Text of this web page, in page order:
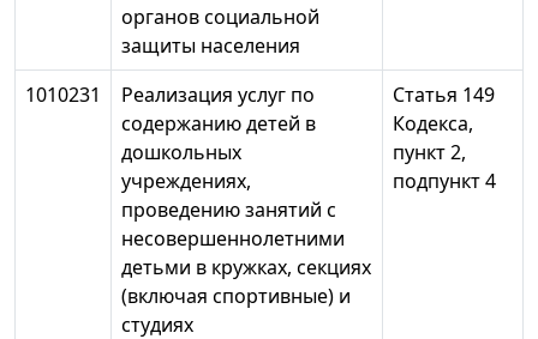
органов социальной
защиты населения
1010231
Реализация услуг по
содержанию детей в
дошкольных
учреждениях,
проведению занятий с
несовершеннолетними
детьми в кружках, секциях
(включая спортивные) и
студиях
Статья 149
Кодекса,
пункт 2,
подпункт 4